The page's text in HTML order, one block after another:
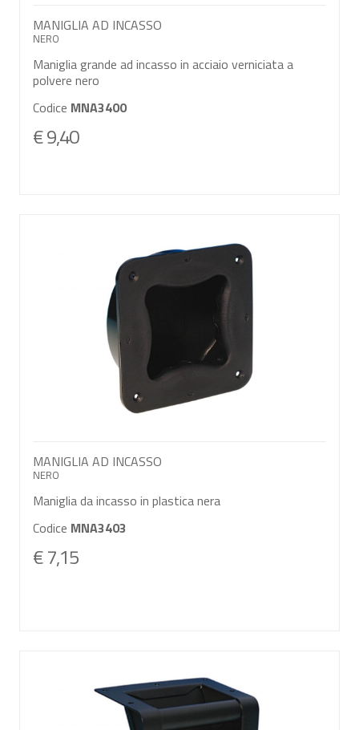
MANIGLIA AD INCASSO
NERO
Maniglia grande ad incasso in acciaio verniciata a
polvere nero
Codice MNA3400
€ 9,40
MANIGLIA AD INCASSO
NERO
Maniglia da incasso in plastica nera
Codice MNA3403
€ 7,15